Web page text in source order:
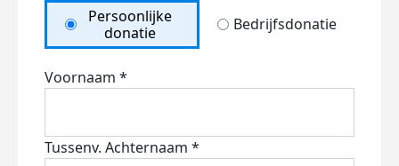
Persoonlijke
donatie
Bedrijfsdonatie
Voornaam *
Tussenv. Achternaam *